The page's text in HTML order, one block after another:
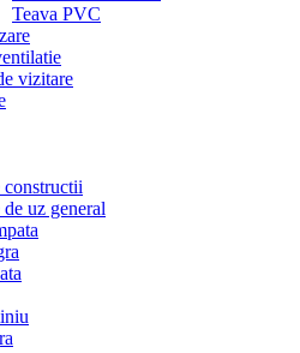
Teava PVC
vizitare
constructii
uz general